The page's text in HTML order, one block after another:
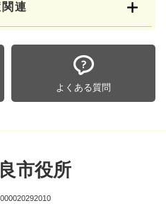
連
よくある質問
市役所